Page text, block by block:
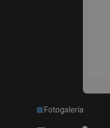
Fotogalería